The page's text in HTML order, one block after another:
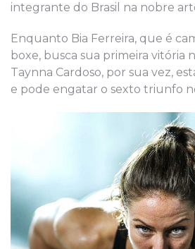
integrante do Brasil na nobre
Enquanto Bia Ferreira, que é
boxe, busca sua primeira vitória
Taynna Cardoso, por sua vez,
e pode engatar o sexto triunfo